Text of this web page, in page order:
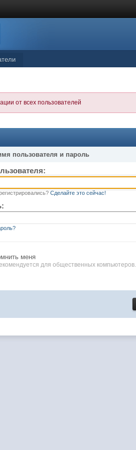
от всех пользователей
пользователя и пароль
Сделайте это сейчас!
меня
для общественных компьютеров.